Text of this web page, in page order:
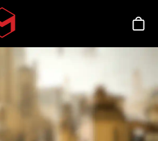
Skip to main content